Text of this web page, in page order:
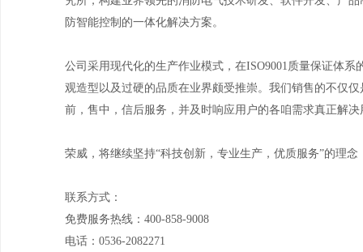
防智能控制的一体化解决方案。
公司采用现代化的生产作业模式，在ISO9001质量保证体
观造型以及过硬的品质在业界颇受推崇。我们销售的不仅
前，售中，信后服务，并及时响应用户的各咱需求真正解
荣威，将继续坚持“科技创新，专业生产，优质服务”的理
联系方式：
免费服务热线：400-858-9008
电话：0536-2082271